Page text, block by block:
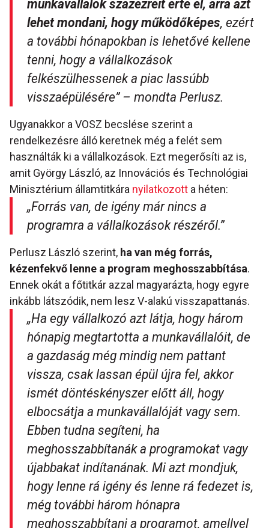
munkavállalók százezreit érte el, arra azt
lehet mondani, hogy működőképes, ezért
a további hónapokban is lehetővé kellene
tenni, hogy a vállalkozások
felkészülhessenek a piac lassúbb
visszaépülésére”– mondta Perlusz.
Ugyanakkor a VOSZ becslése szerint a
rendelkezésre álló keretnek még a felét sem
használták ki a vállalkozások. Ezt megerősíti az is,
amit György László, az Innovációs és Technológiai
Minisztérium államtitkára nyilatkozott a héten:
„Forrás van, de igény már nincs a
programra a vállalkozások részéről.”
Perlusz László szerint, ha van még forrás,
kézenfekvő lenne a program meghosszabbítása.
Ennek okát a főtitkár azzal magyarázta, hogy egyre
inkább látszódik, nem lesz V-alakú visszapattanás.
„Ha egy vállalkozó azt látja, hogy három
hónapig megtartotta a munkavállalóit, de
a gazdaság még mindig nem pattant
vissza, csak lassan épül újra fel, akkor
ismét döntéskényszer előtt áll, hogy
elbocsátja a munkavállalóját vagy sem.
Ebben tudna segíteni, ha
meghosszabbítanák a programokat vagy
újabbakat indítanának. Mi azt mondjuk,
hogy lenne rá igény és lenne rá fedezet is,
még további három hónapra
meghosszabbítani a programot, amellyel